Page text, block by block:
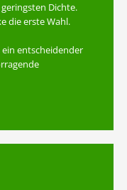
Dichte.
die erste Wahl.
entscheidender